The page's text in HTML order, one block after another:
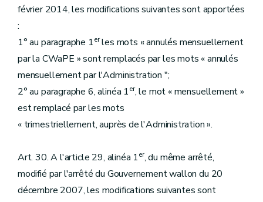
février 2014, les modifications suivantes sont apportées
:
1° au paragraphe 1erles mots « annulés mensuellement
par la CWaPE » sont remplacés par les mots « annulés
mensuellement par l'Administration ";
2° au paragraphe 6, alinéa 1er, le mot « mensuellement »
est remplacé par les mots
« trimestriellement, auprès de l'Administration ».
Art. 30. A l'article 29, alinéa 1er, du même arrêté,
modifié par l'arrêté du Gouvernement wallon du 20
décembre 2007, les modifications suivantes sont